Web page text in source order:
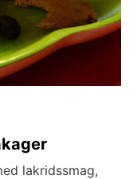
lakridssmag,